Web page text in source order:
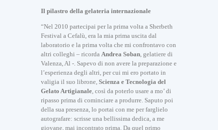
Il pilastro della gelateria internazionale
“Nel 2010 partecipai per la prima volta a Sherbeth
Festival a Cefalù, era la mia prima uscita dal
laboratorio e la prima volta che mi confrontavo con
altri colleghi – ricorda Andrea Soban, gelatiere di
Valenza, Al -. Sapevo di non avere la preparazione e
l’esperienza degli altri, per cui mi ero portato in
valigia il suo librone, Scienza e Tecnologia del
Gelato Artigianale, così da poterlo usare a mo’ di
ripasso prima di cominciare a produrre. Saputo poi
della sua presenza, lo portai con me per farglielo
autografare: scrisse una bellissima dedica, a me
giovane, mai incontrato prima. Da quel primo